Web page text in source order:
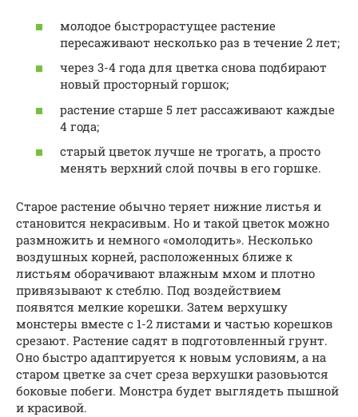
молодое быстрорастущее растение
пересаживают несколько раз в течение 2 лет;
через 3-4 года для цветка снова подбирают
новый просторный горшок;
растение старше 5 лет рассаживают каждые
4 года;
старый цветок лучше не трогать, а просто
менять верхний слой почвы в его горшке.
Старое растение обычно теряет нижние листья и
становится некрасивым. Но и такой цветок можно
размножить и немного «омолодить». Несколько
воздушных корней, расположенных ближе к
листьям оборачивают влажным мхом и плотно
привязывают к стеблю. Под воздействием
появятся мелкие корешки. Затем верхушку
монстеры вместе с 1-2 листами и частью корешков
срезают. Растение садят в подготовленный грунт.
Оно быстро адаптируется к новым условиям, а на
старом цветке за счет среза верхушки разовьются
боковые побеги. Монстра будет выглядеть пышной
и красивой.